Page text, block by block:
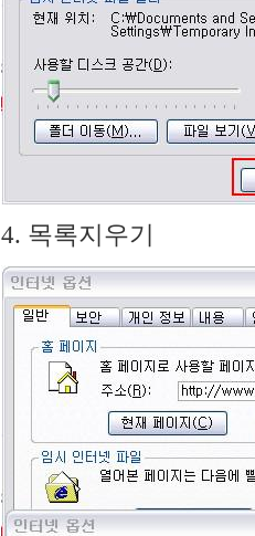
4. 목록지우기